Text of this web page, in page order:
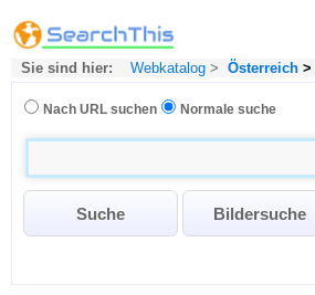
Sie sind hier: Webkatalog > Österreich >
Nach URL suchen Normale suche